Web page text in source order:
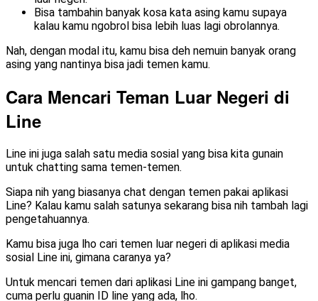
Bisa tambahin banyak kosa kata asing kamu supaya
kalau kamu ngobrol bisa lebih luas lagi obrolannya.
Nah, dengan modal itu, kamu bisa deh nemuin banyak orang
asing yang nantinya bisa jadi temen kamu.
Cara Mencari Teman Luar Negeri di
Line
Line ini juga salah satu media sosial yang bisa kita gunain
untuk chatting sama temen-temen.
Siapa nih yang biasanya chat dengan temen pakai aplikasi
Line? Kalau kamu salah satunya sekarang bisa nih tambah lagi
pengetahuannya.
Kamu bisa juga lho cari temen luar negeri di aplikasi media
sosial Line ini, gimana caranya ya?
Untuk mencari temen dari aplikasi Line ini gampang banget,
cuma perlu guanin ID line yang ada, lho.